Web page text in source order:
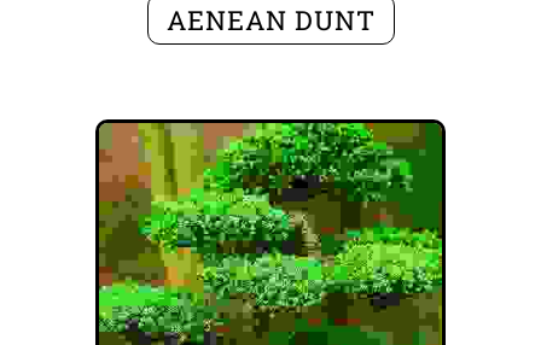
AENEAN DUNT